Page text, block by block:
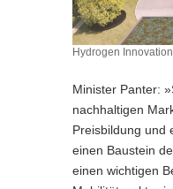
Hydrogen
Minister Panter:
nachhaltigen
Preisbildung und
einen Baustein
einen wichtigen